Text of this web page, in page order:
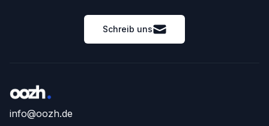
Schreib uns
info@oozh.de